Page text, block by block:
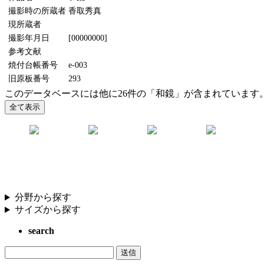
撮影時の所蔵者 香取秀真
現所蔵者
撮影年月日
[00000000]
参考文献
焼付台帳番号
e-003
旧原板番号
293
このデータベースには他に26件の「和鏡」が含まれています
分野から探す
サイズから探す
search